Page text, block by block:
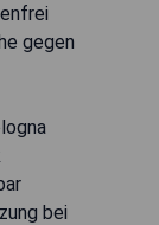
gegen
bei